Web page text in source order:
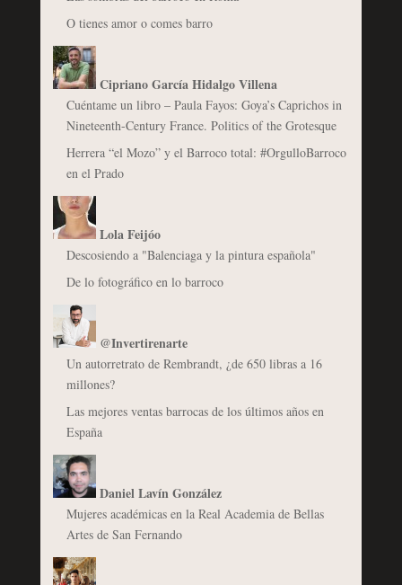
O tienes amor o comes barro
Cipriano García Hidalgo Villena
Cuéntame un libro – Paula Fayos: Goya’s Caprichos in
Nineteenth-Century France. Politics of the Grotesque
Herrera “el Mozo” y el Barroco total: #OrgulloBarroco
en el Prado
Lola Feijóo
Descosiendo a "Balenciaga y la pintura española"
De lo fotográfico en lo barroco
@Invertirenarte
Un autorretrato de Rembrandt, ¿de 650 libras a 16
millones?
Las mejores ventas barrocas de los últimos años en
España
Daniel Lavín González
Mujeres académicas en la Real Academia de Bellas
Artes de San Fernando